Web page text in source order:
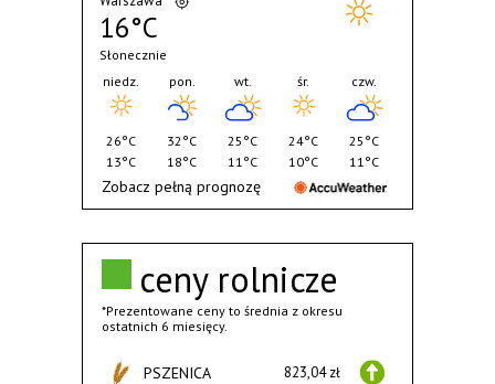
ceny rolnicze
*Prezentowane ceny to średnia z okresu
ostatnich 6 miesięcy.
PSZENICA 823,04 zł
16°C
Słonecznie
niedz.
26°C
13°C
pon.
32°C
18°C
wt.
25°C
11°C
śr.
24°C
10°C
czw.
25°C
11°C
Zobacz pełną prognozę